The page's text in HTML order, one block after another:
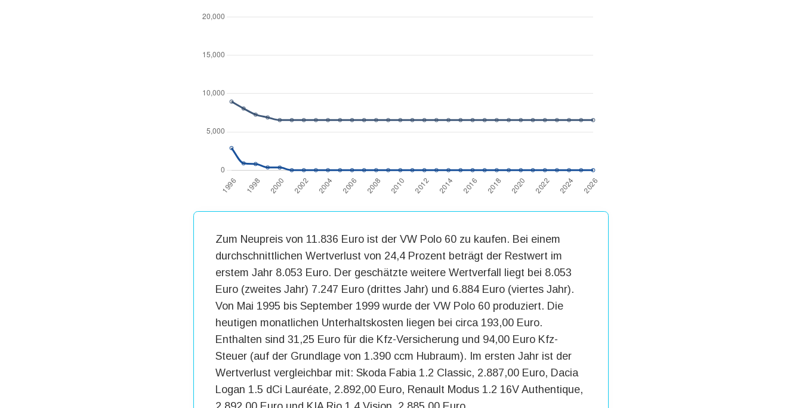
Zum Neupreis von 11.836 Euro ist der VW Polo 60 zu kaufen. Bei einem
durchschnittlichen Wertverlust von 24,4 Prozent beträgt der Restwert im
erstem Jahr 8.053 Euro. Der geschätzte weitere Wertverfall liegt bei 8.053
Euro (zweites Jahr) 7.247 Euro (drittes Jahr) und 6.884 Euro (viertes Jahr).
Von Mai 1995 bis September 1999 wurde der VW Polo 60 produziert. Die
heutigen monatlichen Unterhaltskosten liegen bei circa 193,00 Euro.
Enthalten sind 31,25 Euro für die Kfz-Versicherung und 94,00 Euro Kfz-
Steuer (auf der Grundlage von 1.390 ccm Hubraum). Im ersten Jahr ist der
Wertverlust vergleichbar mit: Skoda Fabia 1.2 Classic, 2.887,00 Euro, Dacia
Logan 1.5 dCi Lauréate, 2.892,00 Euro, Renault Modus 1.2 16V Authentique,